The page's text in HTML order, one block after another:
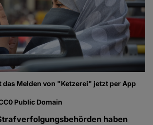
das Melden von "Ketzerei" jetzt per App
Public Domain
haben